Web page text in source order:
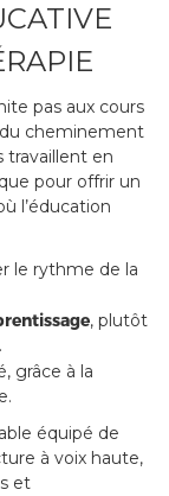
pas aux cours
cheminement
travaillent en
pour offrir un
l’éducation
le rythme de la
, plutôt
grâce à la
équipé de
à voix haute,
et